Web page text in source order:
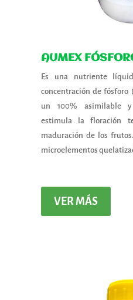
AUMEX
Es una nutriente
concentración de fósforo
un 100% asimilable
estimula la floración
maduración de los
microelementos
VER MÁS